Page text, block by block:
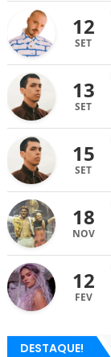
12
SET
13
SET
15
SET
18
NOV
12
FEV
DESTAQUE!